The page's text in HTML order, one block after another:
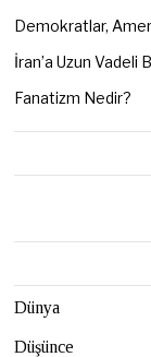
Demokratlar,
İran’a Uzun Vadeli
Fanatizm Nedir?
Dünya
Düşünce